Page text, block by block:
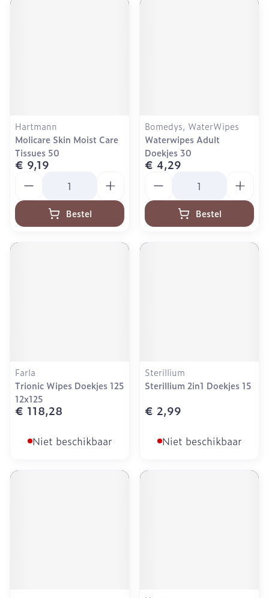
Hartmann
Molicare Skin Moist Care
Tissues 50
€ 9,19
Bestel
Bomedys, WaterWipes
Waterwipes Adult
Doekjes 30
€ 4,29
Bestel
Farla
Trionic Wipes Doekjes 125
12x125
€ 118,28
Niet beschikbaar
Sterillium
Sterillium 2in1 Doekjes 15
€ 2,99
Niet beschikbaar